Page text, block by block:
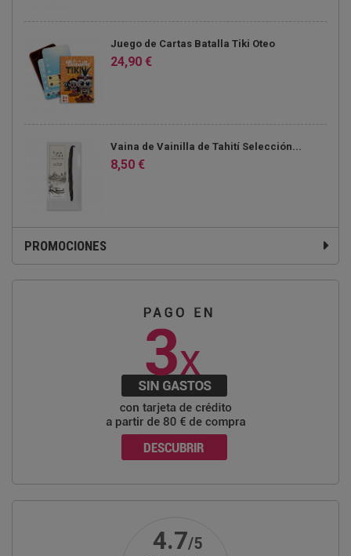
Juego de Cartas Batalla Tiki Oteo
24,90 €
Vaina de Vainilla de Tahití Selección...
8,50 €
PROMOCIONES